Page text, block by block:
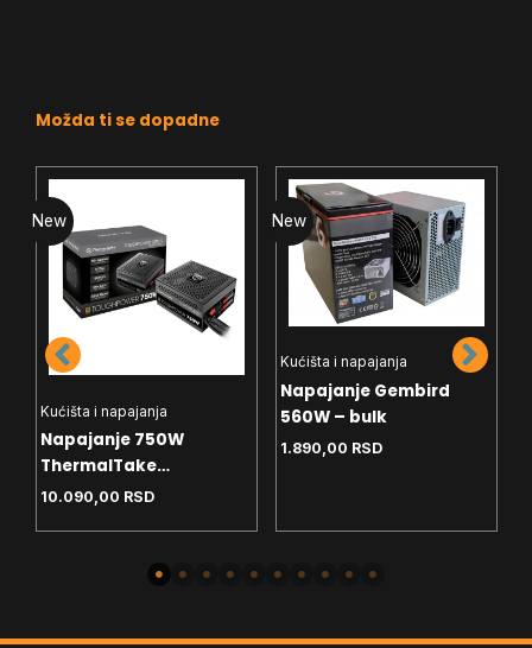
Možda ti se dopadne
New
Kućišta i napajanja
Napajanje 750W
ThermalTake
Toughpower GX3 SE 80+
10.090,00 RSD
New
Kućišta i napajanja
Napajanje Gembird
560W – bulk
1.890,00 RSD